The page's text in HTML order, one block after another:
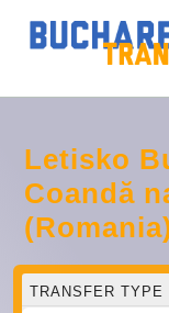
Letisko
Coandă
TRANSFER TYPE